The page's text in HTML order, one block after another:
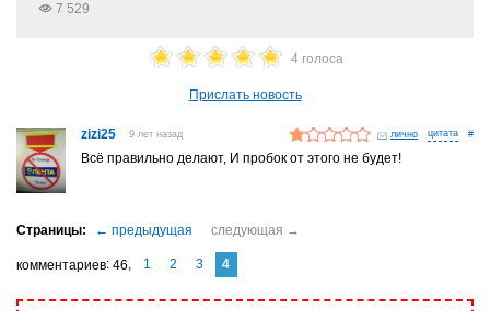
7 529
4 голоса
Прислать новость
zizi25 9 лет назад лично #
Всё правильно делают, И пробок от этого не будет!
комментариев 46 1 2 3 4